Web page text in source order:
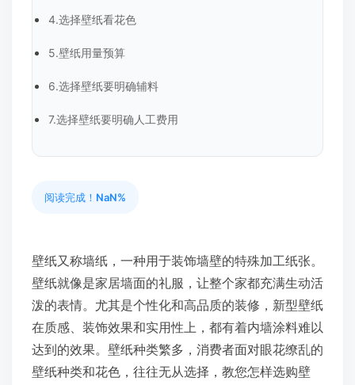
4.选择壁纸看花色
5.壁纸用量预算
6.选择壁纸要明确辅料
7.选择壁纸要明确人工费用
阅读完成！ NaN%
壁纸又称墙纸，一种用于装饰墙壁的特殊加工纸张。
壁纸就像是家居墙面的礼服，让整个家都充满生动活
泼的表情。尤其是个性化和高品质的装修，新型壁纸
在质感、装饰效果和实用性上，都有着内墙涂料难以
达到的效果。壁纸种类繁多，消费者面对眼花缭乱的
壁纸种类和花色，往往无从选择，教您怎样选购壁